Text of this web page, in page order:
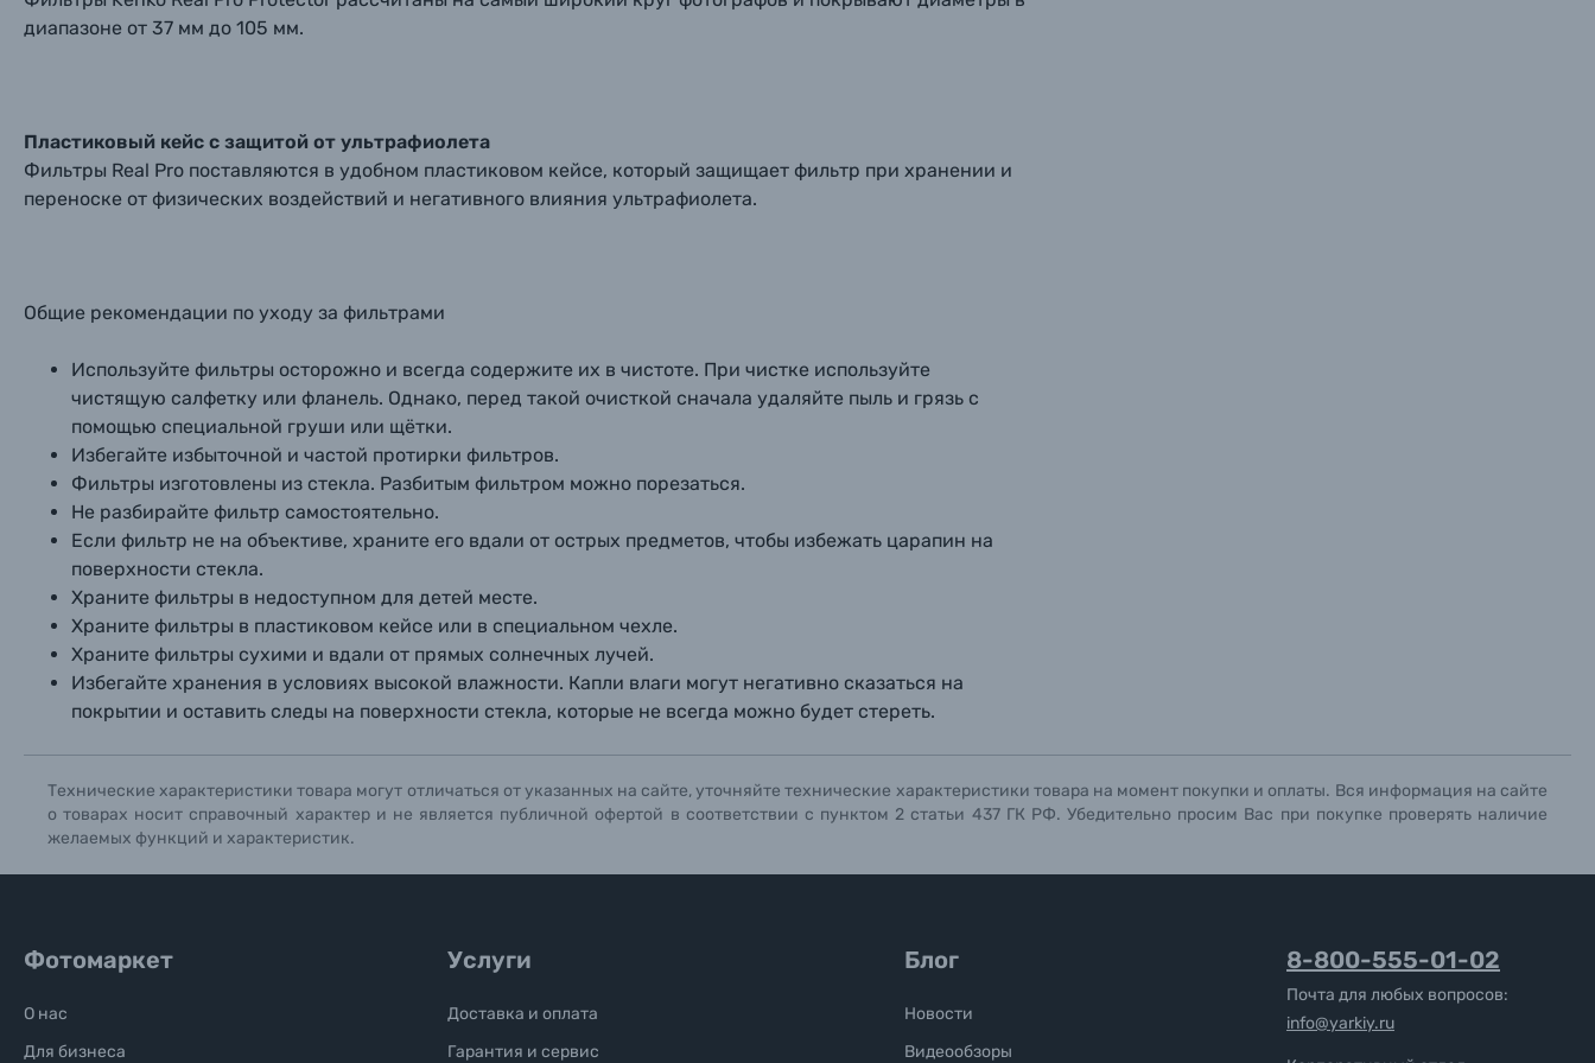
диапазоне от 37 мм до 105 мм.
Пластиковый кейс с защитой от ультрафиолета
Фильтры Real Pro поставляются в удобном пластиковом кейсе, который защищает фильтр при хранении и
переноске от физических воздействий и негативного влияния ультрафиолета.
Общие рекомендации по уходу за фильтрами
Используйте фильтры осторожно и всегда содержите их в чистоте. При чистке используйте
чистящую салфетку или фланель. Однако, перед такой очисткой сначала удаляйте пыль и грязь с
помощью специальной груши или щётки.
Избегайте избыточной и частой протирки фильтров.
Фильтры изготовлены из стекла. Разбитым фильтром можно порезаться.
Не разбирайте фильтр самостоятельно.
Если фильтр не на объективе, храните его вдали от острых предметов, чтобы избежать царапин на
поверхности стекла.
Храните фильтры в недоступном для детей месте.
Храните фильтры в пластиковом кейсе или в специальном чехле.
Храните фильтры сухими и вдали от прямых солнечных лучей.
Избегайте хранения в условиях высокой влажности. Капли влаги могут негативно сказаться на
покрытии и оставить следы на поверхности стекла, которые не всегда можно будет стереть.
Технические характеристики товара могут отличаться от указанных на сайте, уточняйте технические характеристики товара на момент покупки и оплаты. Вся информация на сайте
о товарах носит справочный характер и не является публичной офертой в соответствии с пунктом 2 статьи 437 ГК РФ. Убедительно просим Вас при покупке проверять наличие
желаемых функций и характеристик.
Фотомаркет
О нас
Для бизнеса
Услуги
Доставка и оплата
Гарантия и сервис
Блог
Новости
Видеообзоры
8-800-555-01-02
Почта для любых вопросов:
info@yarkiy.ru